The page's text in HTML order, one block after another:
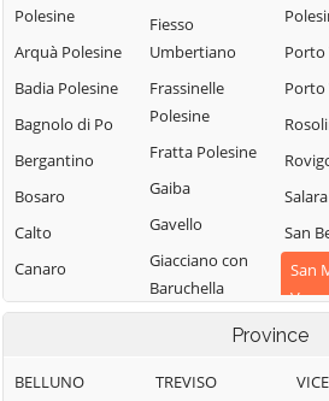
Polesine
Arquà Polesine
Badia Polesine
Bagnolo di Po
Bergantino
Bosaro
Calto
Canaro
Canda
Castelmassa
Fiesso
Umbertiano
Frassinelle
Polesine
Fratta Polesine
Gaiba
Gavello
Giacciano con
Baruchella
Guarda Veneta
Porto
Porto
Salara
San
San
Stienta
Province
BELLUNO
TREVISO